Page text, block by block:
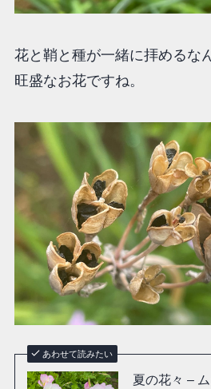
花と鞘と種が一緒に拝めるな
旺盛なお花ですね。
あわせて読みたい
夏の花々 –